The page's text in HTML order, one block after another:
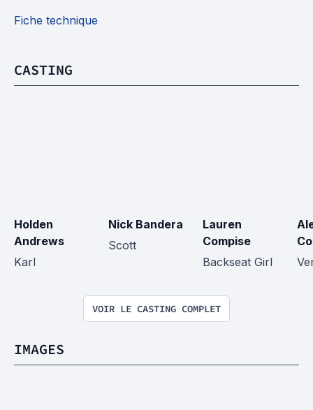
Fiche technique
CASTING
Holden
Andrews
Karl
Nick Bandera
Scott
Lauren
Compise
Backseat Girl
VOIR LE CASTING COMPLET
IMAGES